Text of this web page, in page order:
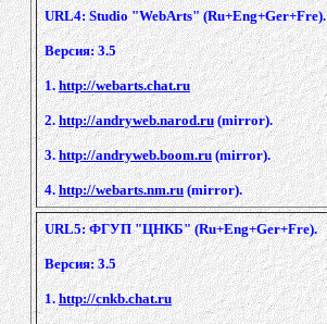
URL4: Studio "WebArts" (Ru+Eng+Ger+Fre).
Версия: 3.5
1.http://webarts.chat.ru
2.http://andryweb.narod.ru(mirror).
3.http://andryweb.boom.ru(mirror).
4.http://webarts.nm.ru(mirror).
URL5: ФГУП "ЦНКБ" (Ru+Eng+Ger+Fre).
Версия: 3.5
1.http://cnkb.chat.ru